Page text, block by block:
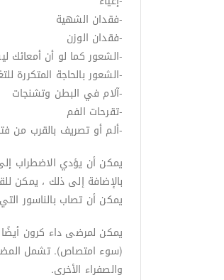
-فقدان الشهية
-فقدان الوزن
-الشعور كما لو أن أمعائك
-الشعور بالحاجة المتكررة
-آلام في البطن وتشنجات
-تقرحات الفم
-ألم أو تصريف بالقرب من
يمكن أن يؤدي الاضطراب
بالإضافة إلى ذلك ، يمكن
يمكن أن تصاب بالناسور
يمكن لمرضى داء كرون أيضًا
(سوء امتصاص). تشمل
والصفراء الأخرى.